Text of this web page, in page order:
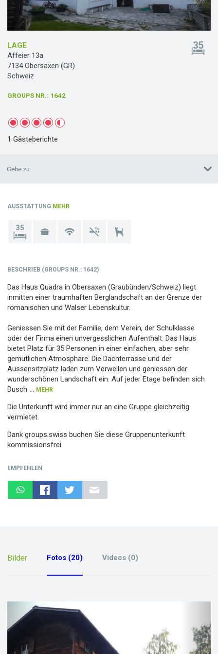
35
LAGE
Affeier 13a
7134 Obersaxen (GR)
Schweiz
GROUPS NR.: 1642
1 Gästeberichte
Gehe zu
AUSSTATTUNG MEHR
35
BESCHRIEB (GROUPS NR.: 1642)
Das Haus Quadra in Obersaxen (Graubünden/Schweiz) liegt
inmitten einer traumhaften Berglandschaft an der Grenze der
romanischen und Walser Lebenskultur.
Geniessen Sie mit der Familie, dem Verein, der Schulklasse
oder der Firma einen unvergesslichen Aufenthalt. Das Haus
bietet Platz für 35 Personen in einer einfachen, aber sehr
gemütlichen Atmosphäre. Die Dachterrasse und der
Aussensitzplatz laden zum Verweilen und geniessen der
wunderschönen Landschaft ein. Auf jeder Etage befinden sich
Dusch ... MEHR
Die Unterkunft wird immer nur an eine Gruppe gleichzeitig
vermietet.
Dank groups.swiss buchen Sie diese Gruppenunterkunft
kommissionsfrei.
EMPFEHLEN
Bilder Fotos (20) Videos (0)
previous